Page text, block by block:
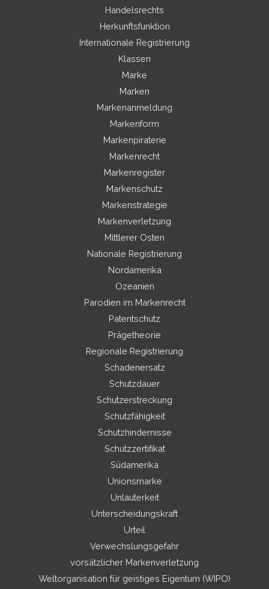
Handelsrechts
Herkunftsfunktion
Internationale Registrierung
Klassen
Marke
Marken
Markenanmeldung
Markenform
Markenpiraterie
Markenrecht
Markenregister
Markenschutz
Markenstrategie
Markenverletzung
Mittlerer Osten
Nationale Registrierung
Nordamerika
Ozeanien
Parodien im Markenrecht
Patentschutz
Prägetheorie
Regionale Registrierung
Schadenersatz
Schutzdauer
Schutzerstreckung
Schutzfähigkeit
Schutzhindernisse
Schutzzertifikat
Südamerika
Unionsmarke
Unlauterkeit
Unterscheidungskraft
Urteil
Verwechslungsgefahr
vorsätzlicher Markenverletzung
Weltorganisation für geistiges Eigentum (WIPO)